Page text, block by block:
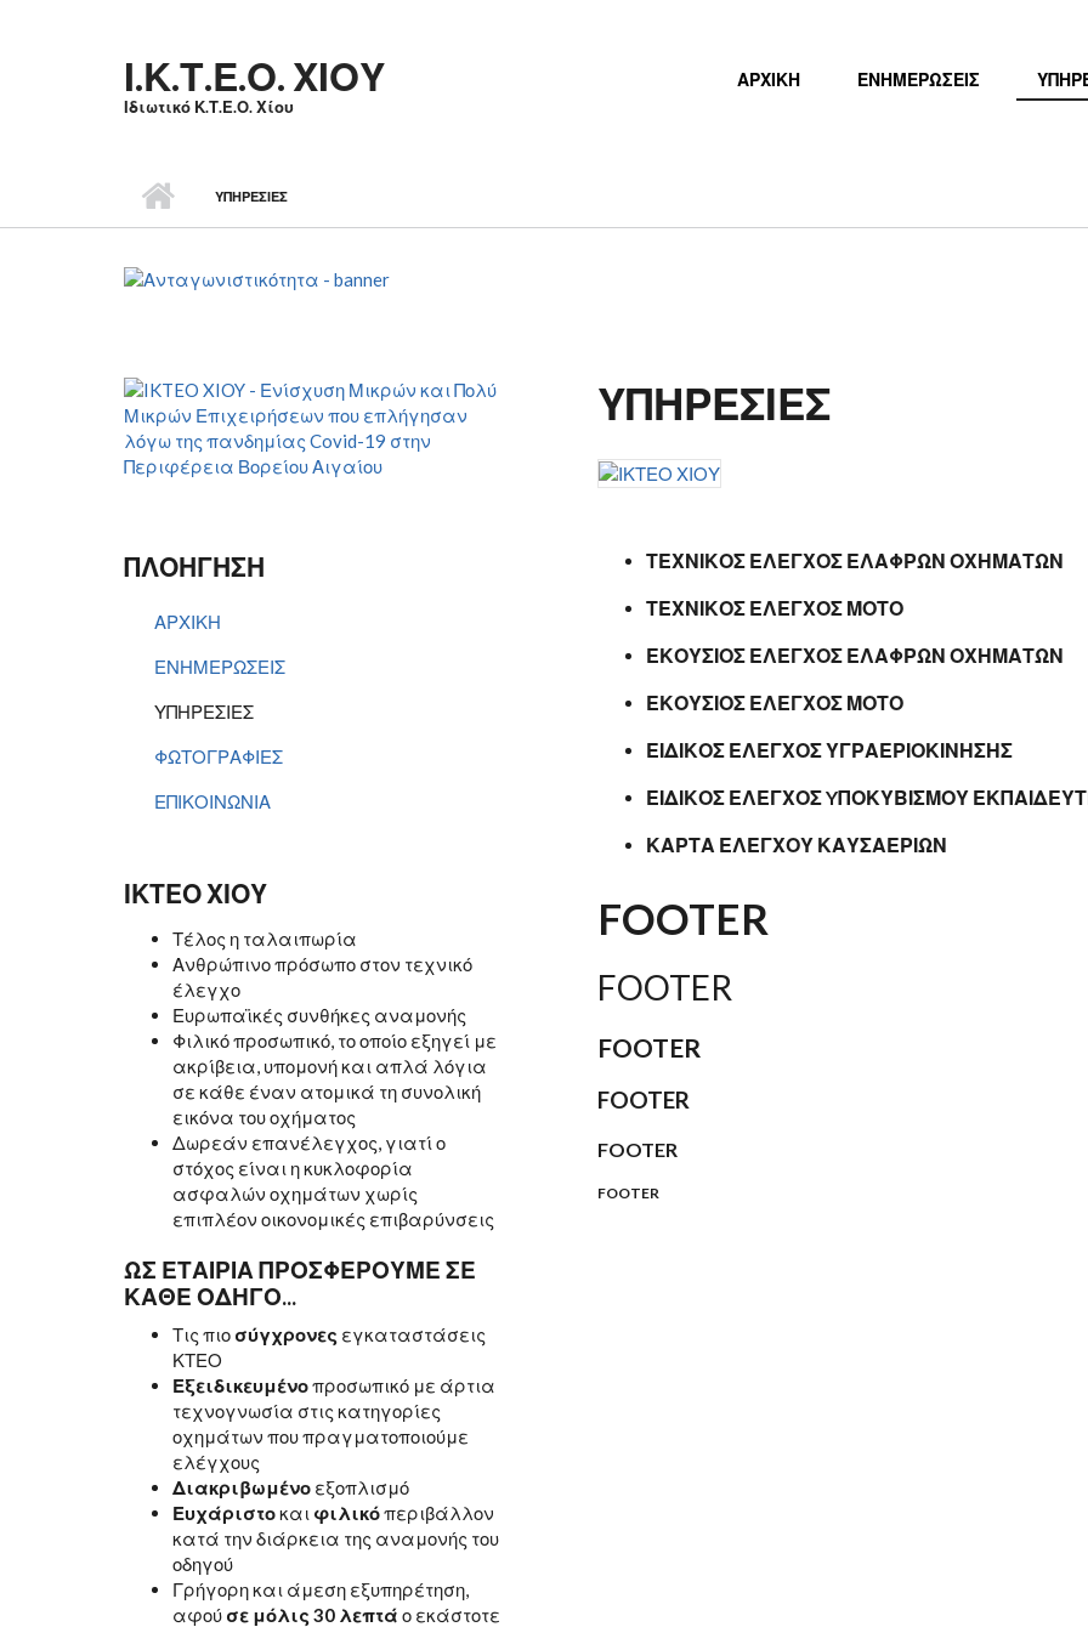
Ι.Κ.Τ.Ε.Ο. ΧΙΟΥ
Ιδιωτικό Κ.Τ.Ε.Ο. Χίου MAIN MENU
ΑΡΧΙΚΗ ΕΝΗΜΕΡΩΣΕΙΣ
ΥΠΗΡΕΣΙΕΣ
ΠΛΟΗΓΗΣΗ
ΑΡΧΙΚΗ
ΕΝΗΜΕΡΩΣΕΙΣ
ΥΠΗΡΕΣΙΕΣ
ΦΩΤΟΓΡΑΦΙΕΣ
ΕΠΙΚΟΙΝΩΝΙΑ
ΙΚΤΕΟ ΧΙΟΥ
Τέλος η ταλαιπωρία
Ανθρώπινο πρόσωπο στον τεχνικό
έλεγχο
Ευρωπαϊκές συνθήκες αναμονής
Φιλικό προσωπικό, το οποίο εξηγεί με
ακρίβεια, υπομονή και απλά λόγια
σε κάθε έναν ατομικά τη συνολική
εικόνα του οχήματος
Δωρεάν επανέλεγχος, γιατί ο
στόχος είναι η κυκλοφορία
ασφαλών οχημάτων χωρίς
επιπλέον οικονομικές επιβαρύνσεις
ΩΣ ΕΤΑΙΡΙΑ ΠΡΟΣΦΕΡΟΥΜΕ ΣΕ
ΚΑΘΕ ΟΔΗΓΟ...
Τις πιο σύγχρονες εγκαταστάσεις
ΚΤΕΟ
Εξειδικευμένοπροσωπικό με άρτια
τεχνογνωσία στις κατηγορίες
οχημάτων που πραγματοποιούμε
ελέγχους
Διακριβωμένο εξοπλισμό
Ευχάριστοκαι φιλικόπεριβάλλον
κατά την διάρκεια της αναμονής του
οδηγού
Γρήγορη και άμεση εξυπηρέτηση,
αφού σε μόλις 30 λεπτά ο εκάστοτε
ΥΠΗΡΕΣΙΕΣ
ΙΚΤΕΟ ΧΙΟΥ
ΤΕΧΝΙΚΟΣ ΕΛΕΓΧΟΣ ΕΛΑΦΡΩΝ ΟΧΗΜΑΤΩΝ
ΤΕΧΝΙΚΟΣ ΕΛΕΓΧΟΣ ΜΟΤΟ
ΕΚΟΥΣΙΟΣ ΕΛΕΓΧΟΣ ΕΛΑΦΡΩΝ ΟΧΗΜΑΤΩΝ
ΕΚΟΥΣΙΟΣ ΕΛΕΓΧΟΣ ΜΟΤΟ
ΕΙΔΙΚΟΣ ΕΛΕΓΧΟΣ ΥΓΡΑΕΡΙΟΚΙΝΗΣΗΣ
ΕΙΔΙΚΟΣ ΕΛΕΓΧΟΣ YΠΟΚΥΒΙΣΜΟΥ
ΚΑΡΤΑ ΕΛΕΓΧΟΥ ΚΑΥΣΑΕΡΙΩΝ
FOOTER
FOOTER
FOOTER
FOOTER
FOOTER
FOOTER